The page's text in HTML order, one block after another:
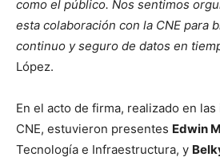
como el público. Nos sentimos
esta colaboración con la CNE para
continuo y seguro de datos en
López.
En el acto de firma, realizado en
CNE, estuvieron presentes Edwin
Tecnología e Infraestructura, y